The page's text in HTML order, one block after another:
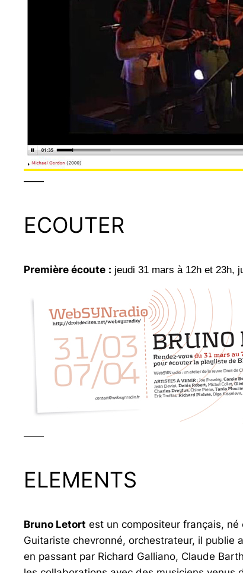
——
ECOUTER
Première écoute : jeudi 31 mars à 12h et 23h,
——
ELEMENTS
Bruno Letort est un compositeur français, né
Guitariste chevronné, orchestrateur, il publie
en passant par Richard Galliano, Claude